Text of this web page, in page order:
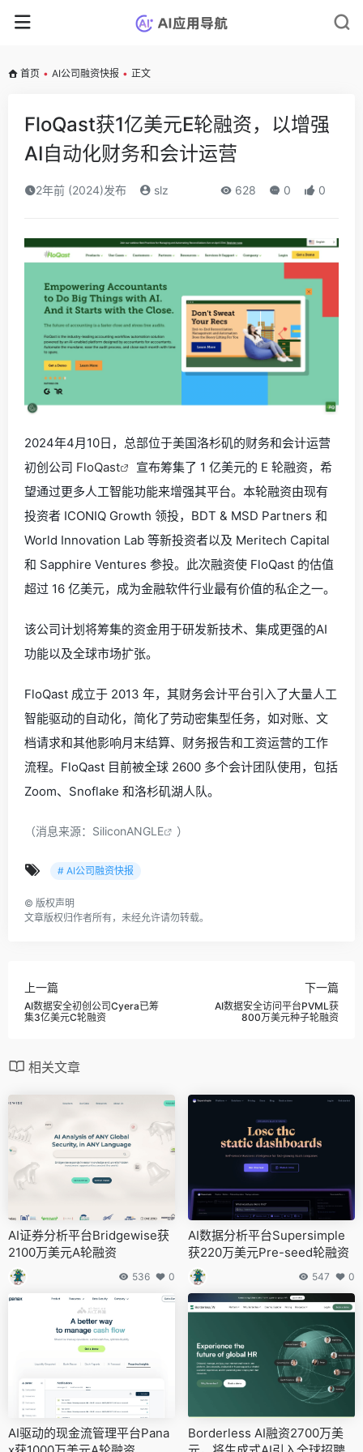
首页 • AI公司融资快报 • 正文
FloQast获1亿美元E轮融资，以增强
AI自动化财务和会计运营
2年前 (2024)发布 slz 628 0 0
2024年4月10日，总部位于美国洛杉矶的财务和会计运营
初创公司 FloQast
宣布筹集了 1 亿美元的 E 轮融资，希
望通过更多人工智能功能来增强其平台。本轮融资由现有
投资者 ICONIQ Growth 领投，BDT & MSD Partners 和
World Innovation Lab 等新投资者以及 Meritech Capital
和 Sapphire Ventures 参投。此次融资使 FloQast 的估值
超过 16 亿美元，成为金融软件行业最有价值的私企之一。
该公司计划将筹集的资金用于研发新技术、集成更强的AI
功能以及全球市场扩张。
FloQast 成立于 2013 年，其财务会计平台引入了大量人工
智能驱动的自动化，简化了劳动密集型任务，如对账、文
档请求和其他影响月末结算、财务报告和工资运营的工作
流程。FloQast 目前被全球 2600 多个会计团队使用，包括
Zoom、Snoflake 和洛杉矶湖人队。
（消息来源： SiliconANGLE ）
# AI公司融资快报
© 版权声明
文章版权归作者所有，未经允许请勿转载。
上一篇
AI数据安全初创公司Cyera已筹
集3亿美元C轮融资
下一篇
AI数据安全访问平台PVML获
800万美元种子轮融资
相关文章
AI证券分析平台Bridgewise获
2100万美元A轮融资
536 0
AI数据分析平台Supersimple
获220万美元Pre-seed轮融资
547 0
AI驱动的现金流管理平台Pana
Borderless AI融资2700万美